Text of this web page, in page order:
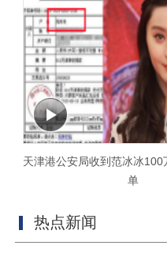
天津港公安局收到范冰冰100
单
热点新闻